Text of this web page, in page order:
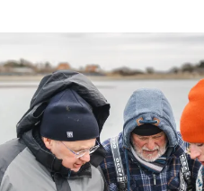
Gold des Meeres – fangen,